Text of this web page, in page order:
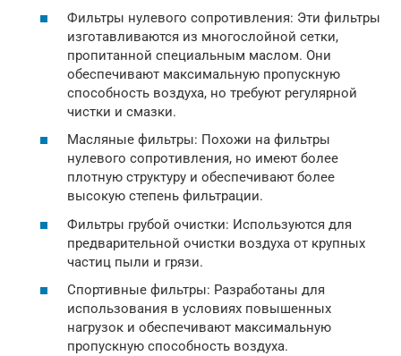
Фильтры нулевого сопротивления: Эти фильтры
изготавливаются из многослойной сетки,
пропитанной специальным маслом. Они
обеспечивают максимальную пропускную
способность воздуха, но требуют регулярной
чистки и смазки.
Масляные фильтры: Похожи на фильтры
нулевого сопротивления, но имеют более
плотную структуру и обеспечивают более
высокую степень фильтрации.
Фильтры грубой очистки: Используются для
предварительной очистки воздуха от крупных
частиц пыли и грязи.
Спортивные фильтры: Разработаны для
использования в условиях повышенных
нагрузок и обеспечивают максимальную
пропускную способность воздуха.